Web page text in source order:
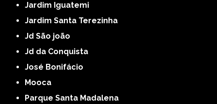
Jardim Iguatemi
Jardim Santa Terezinha
Jd São joão
Jd da Conquista
José Bonifácio
Mooca
Parque Santa Madalena